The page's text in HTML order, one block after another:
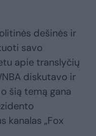
dešinės ir
savo
apie translyčių
diskutavo ir
šią temą gana
kanalas „Fox